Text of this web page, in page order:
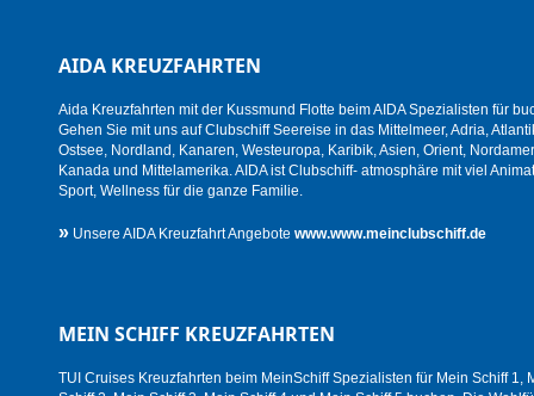
AIDA KREUZFAHRTEN
Aida Kreuzfahrten mit der Kussmund Flotte beim AIDA Spezialisten für
Gehen Sie mit uns auf Clubschiff Seereise in das Mittelmeer, Adria,
Ostsee, Nordland, Kanaren, Westeuropa, Karibik, Asien, Orient,
Kanada und Mittelamerika. AIDA ist Clubschiff- atmosphäre mit viel
Sport, Wellness für die ganze Familie.
» Unsere AIDA Kreuzfahrt Angebote www.www.meinclubschiff.de
MEIN SCHIFF KREUZFAHRTEN
TUI Cruises Kreuzfahrten beim MeinSchiff Spezialisten für Mein Schiff 1,